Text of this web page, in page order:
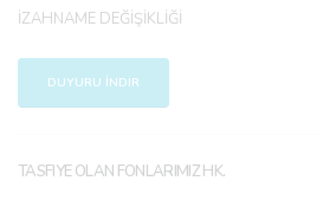
İZAHNAME DEĞİŞİKLİĞİ
DUYURU İNDIR
TASFIYE OLAN FONLARIMIZ HK.